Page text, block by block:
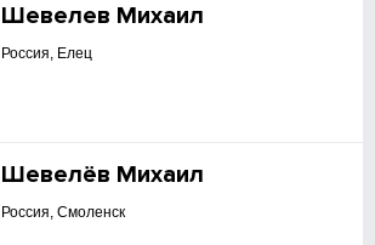
Шевелев Михаил
Россия, Елец
Шевелёв Михаил
Россия, Смоленск